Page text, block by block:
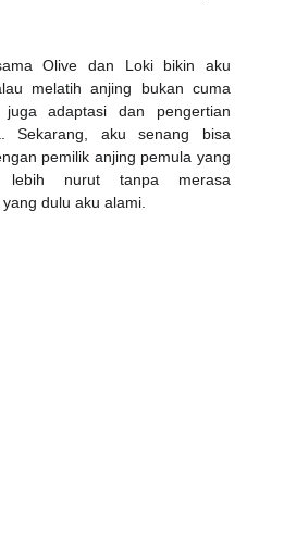
Olive dan Loki bikin aku
melatih anjing bukan cuma
adaptasi dan pengertian
Sekarang, aku senang bisa
pemilik anjing pemula yang
lebih nurut tanpa merasa
dulu aku alami.